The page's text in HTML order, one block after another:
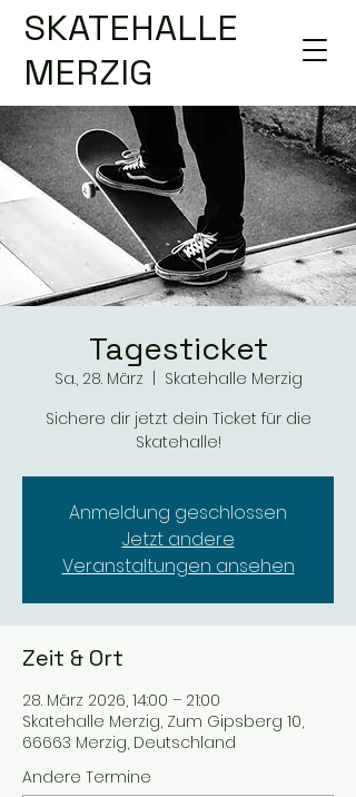
SKATEHALLE
MERZIG
Tagesticket
Sa., 28. März
Skatehalle Merzig
Sichere dir jetzt dein Ticket für die
Skatehalle!
Anmeldung geschlossen
Jetzt andere
Veranstaltungen ansehen
Zeit & Ort
28. März 2026, 14:00 – 21:00
Skatehalle Merzig, Zum Gipsberg 10,
66663 Merzig, Deutschland
Andere Termine